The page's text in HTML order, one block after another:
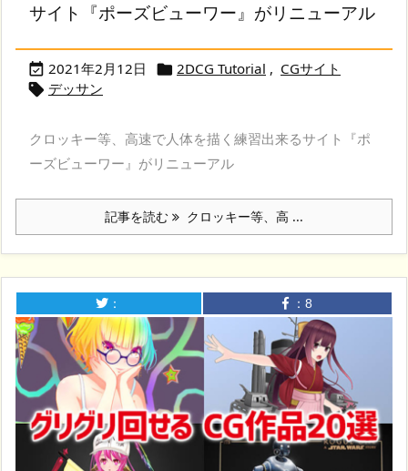
サイト『ポーズビューワー』がリニューアル
 2021年2月12日  2DCG Tutorial , CGサイト
 デッサン
クロッキー等、高速で人体を描く練習出来るサイト『ポ
ーズビューワー』がリニューアル
記事を読む クロッキー等、高 ...
： ： 8